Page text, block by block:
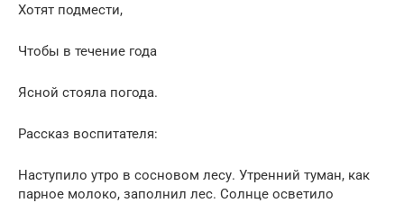
Хотят подмести,
Чтобы в течение года
Ясной стояла погода.
Рассказ воспитателя:
Наступило утро в сосновом лесу. Утренний туман, как
парное молоко, заполнил лес. Солнце осветило